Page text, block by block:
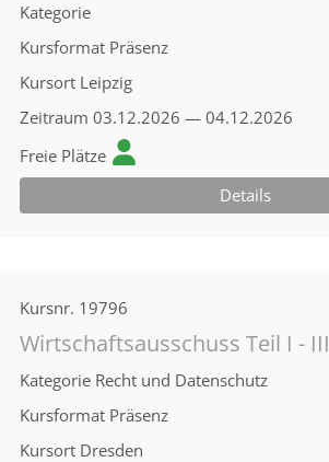
Kategorie
Kursformat Präsenz
Kursort Leipzig
Zeitraum 03.12.2026 — 04.12.2026
Freie Plätze
Details
Kursnr. 19796
Wirtschaftsausschuss Teil I - III
Kategorie Recht und Datenschutz
Kursformat Präsenz
Kursort Dresden